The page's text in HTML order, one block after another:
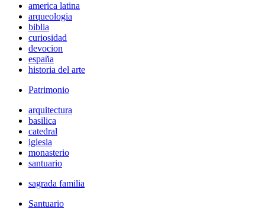
america latina
arqueologia
biblia
curiosidad
devocion
españa
historia del arte
Patrimonio
arquitectura
basilica
catedral
iglesia
monasterio
santuario
sagrada familia
Santuario